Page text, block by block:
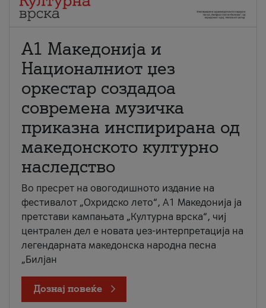
А1 Македонија и
Националниот џез
оркестар создадоа
современа музичка
приказна инспирирана од
македонското културно
наследство
Во пресрет на овогодишното издание на
фестивалот „Охридско лето“, А1 Македонија ја
претстави кампањата „Културна врска“, чиј
централен дел е новата џез-интерпретација на
легендарната македонска народна песна
„Билјан
Дознај повеќе